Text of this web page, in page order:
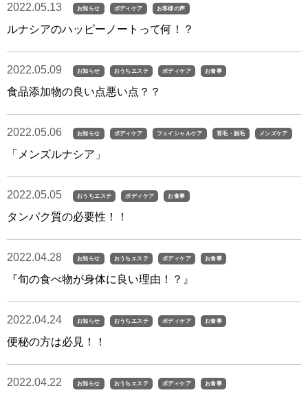
2022.05.13 お知らせ ボディケア お客様の声
ルナシアのハッピーノートって何！？
2022.05.09 お知らせ おうちエステ ボディケア お食事
食品添加物の良い点悪い点？？
2022.05.06 お知らせ ボディケア フェイシャルケア 育毛・脱毛 メンズケア
「メンズルナシア」
2022.05.05 おうちエステ ボディケア お食事
タンパク質の必要性！！
2022.04.28 お知らせ おうちエステ ボディケア お食事
『旬の食べ物が身体に良い理由！？』
2022.04.24 お知らせ おうちエステ ボディケア お食事
便秘の方は必見！！
2022.04.22 お知らせ おうちエステ ボディケア お食事